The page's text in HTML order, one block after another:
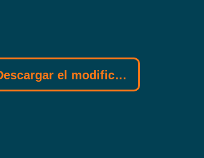
el modificador Gamebuff